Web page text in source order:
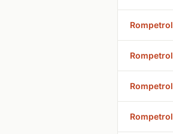
Rompetrol
Rompetrol
Rompetrol
Rompetrol